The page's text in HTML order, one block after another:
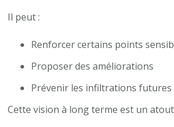
Il peut :
Renforcer certains points
Proposer des améliorations
Prévenir les infiltrations futures
Cette vision à long terme est un